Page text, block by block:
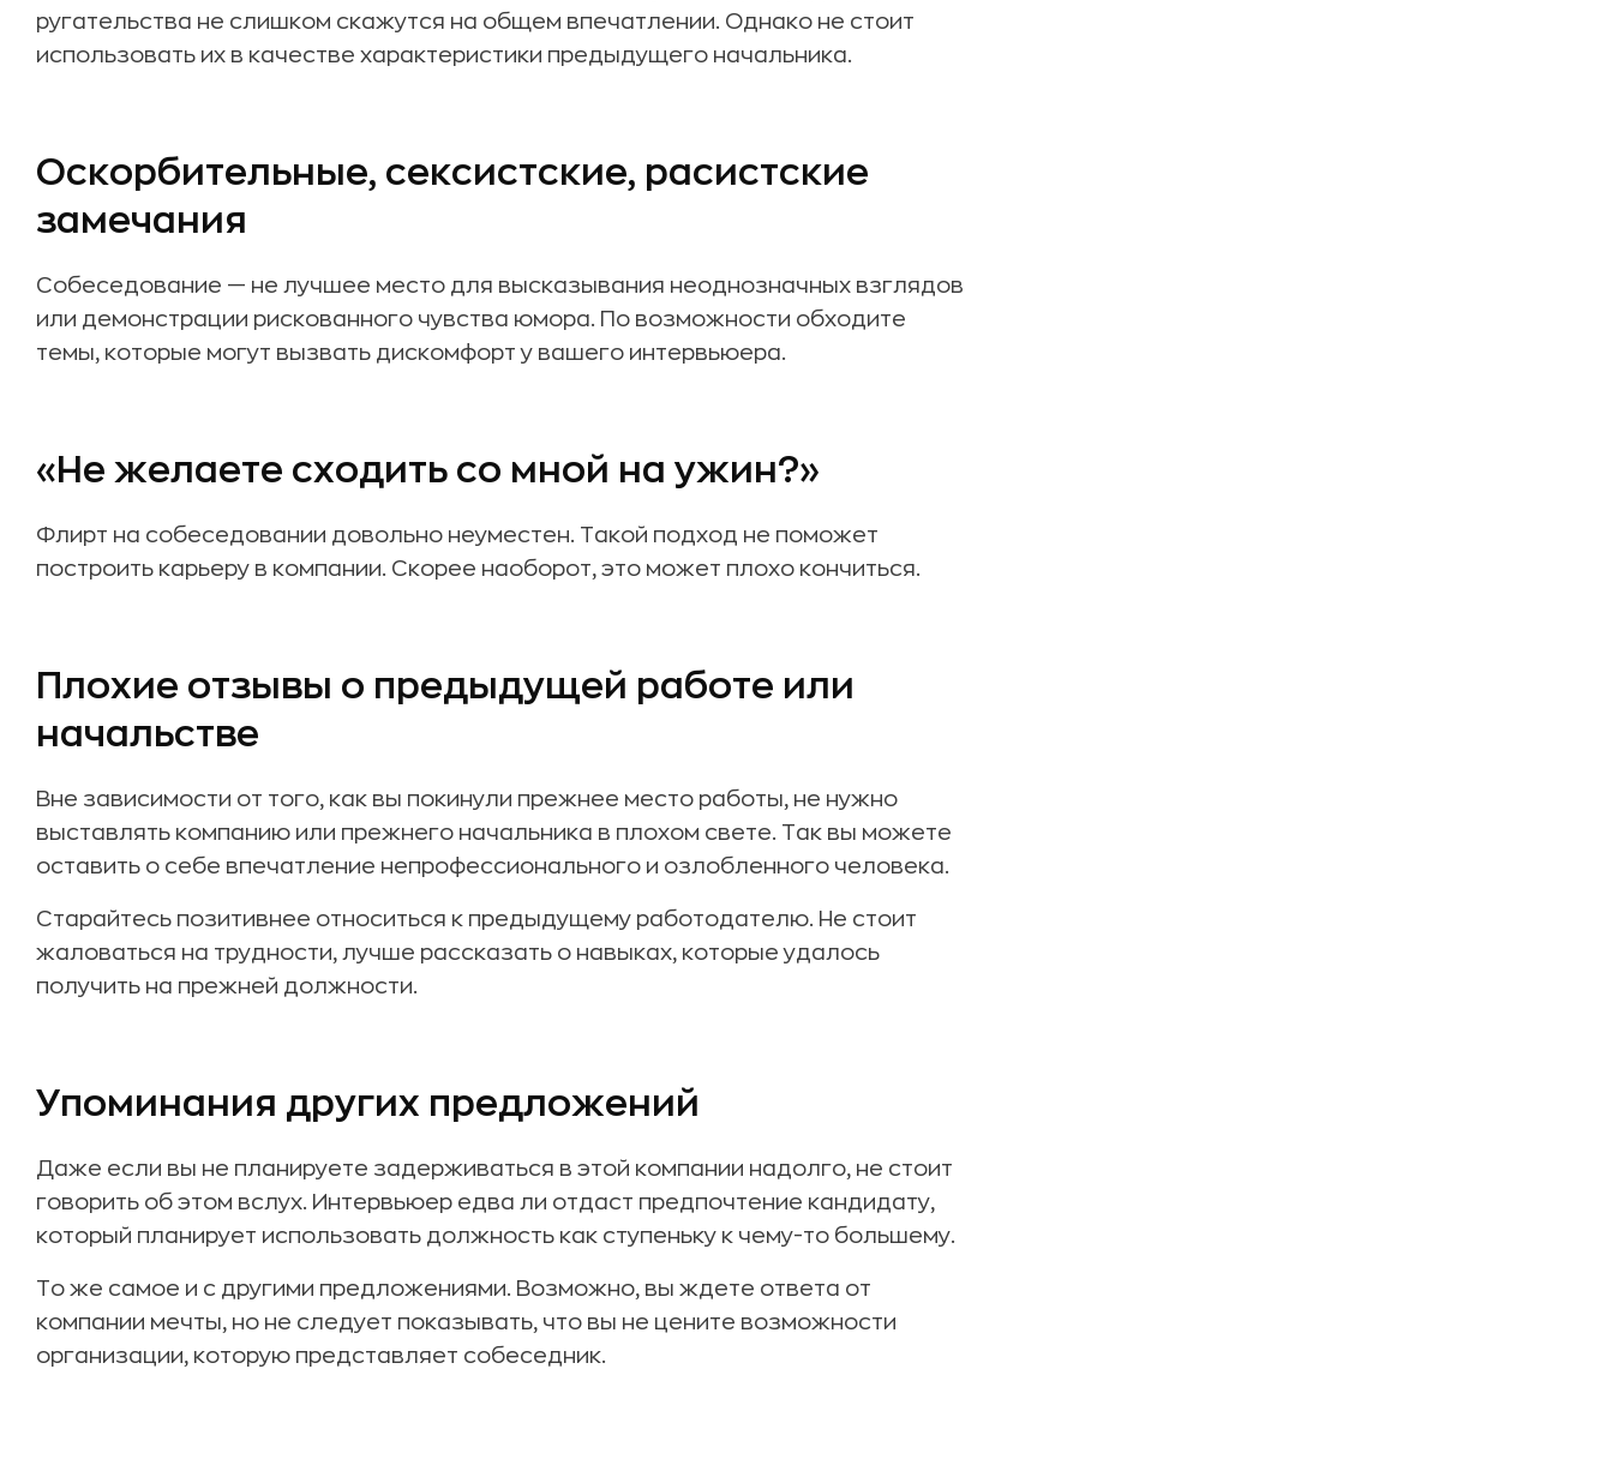
ругательства не слишком скажутся на общем впечатлении. Однако не стоит
использовать их в качестве характеристики предыдущего начальника.
Оскорбительные, сексистские, расистские
замечания
Собеседование — не лучшее место для высказывания неоднозначных взглядов
или демонстрации рискованного чувства юмора. По возможности обходите
темы, которые могут вызвать дискомфорт у вашего интервьюера.
«Не желаете сходить со мной на ужин?»
Флирт на собеседовании довольно неуместен. Такой подход не поможет
построить карьеру в компании. Скорее наоборот, это может плохо кончиться.
Плохие отзывы о предыдущей работе или
начальстве
Вне зависимости от того, как вы покинули прежнее место работы, не нужно
выставлять компанию или прежнего начальника в плохом свете. Так вы можете
оставить о себе впечатление непрофессионального и озлобленного человека.
Старайтесь позитивнее относиться к предыдущему работодателю. Не стоит
жаловаться на трудности, лучше рассказать о навыках, которые удалось
получить на прежней должности.
Упоминания других предложений
Даже если вы не планируете задерживаться в этой компании надолго, не стоит
говорить об этом вслух. Интервьюер едва ли отдаст предпочтение кандидату,
который планирует использовать должность как ступеньку к чему-то большему.
То же самое и с другими предложениями. Возможно, вы ждете ответа от
компании мечты, но не следует показывать, что вы не цените возможности
организации, которую представляет собеседник.